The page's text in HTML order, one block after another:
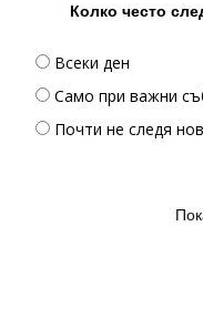
Колко често
Всеки ден
Само при важни
Почти не следя